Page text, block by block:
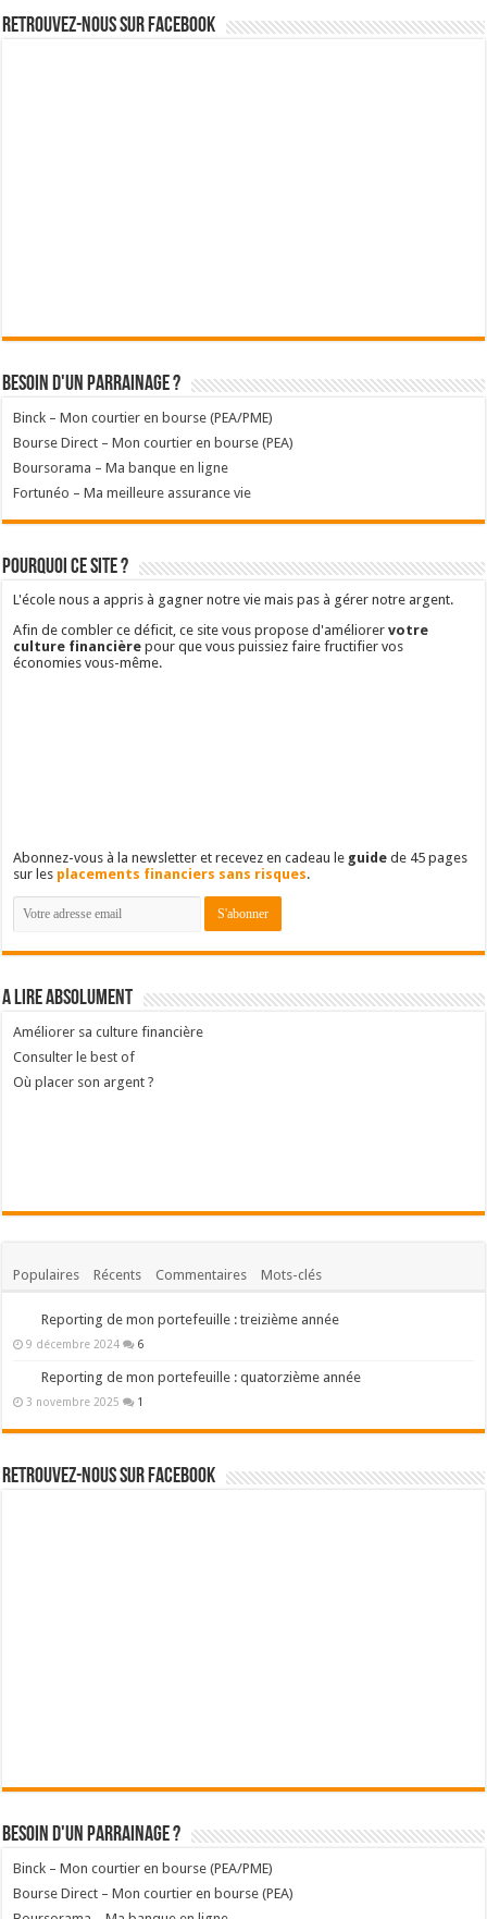
Retrouvez-nous sur Facebook
Besoin d'un parrainage ?
Binck – Mon courtier en bourse (PEA/PME)
Bourse Direct – Mon courtier en bourse (PEA)
Boursorama – Ma banque en ligne
Fortunéo – Ma meilleure assurance vie
Pourquoi ce site ?
L'école nous a appris à gagner notre vie mais pas à gérer notre argent.
Afin de combler ce déficit, ce site vous propose d'améliorervotre
culture financière pour que vous puissiez faire fructifier vos
économies vous-même.
Abonnez-vous à la newsletter et recevez en cadeau le guide de 45 pages
sur les placements financiers sans risques.
A lire absolument
Améliorer sa culture financière
Consulter le best of
Où placer son argent ?
Populaires Récents Commentaires Mots-clés
Reporting de mon portefeuille : treizième année
9 décembre 2024 6
Reporting de mon portefeuille : quatorzième année
3 novembre 2025 1
Retrouvez-nous sur Facebook
Besoin d'un parrainage ?
Binck – Mon courtier en bourse (PEA/PME)
Bourse Direct – Mon courtier en bourse (PEA)